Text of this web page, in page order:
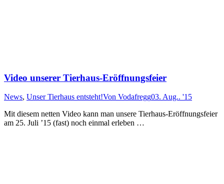
Video unserer Tierhaus-Eröffnungsfeier
News, Unser Tierhaus entsteht!Von Vodafregg03. Aug.. '15
Mit diesem netten Video kann man unsere Tierhaus-Eröffnungsfeier
am 25. Juli ’15 (fast) noch einmal erleben …